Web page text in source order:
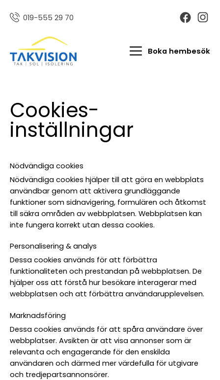
019-555 29 70
Boka hembesök
Cookies-
inställningar
Nödvändiga cookies
Nödvändiga cookies hjälper till att göra en webbplats
användbar genom att aktivera grundläggande
funktioner som sidnavigering, formulären och åtkomst
till säkra områden av webbplatsen. Webbplatsen kan
inte fungera korrekt utan dessa cookies.
Personalisering & analys
Dessa cookies används för att förbättra
funktionaliteten och prestandan på webbplatsen. De
hjälper oss att förstå hur besökare interagerar med
webbplatsen och att förbättra användarupplevelsen.
Marknadsföring
Dessa cookies används för att spåra användare över
webbplatser. Avsikten är att visa annonser som är
relevanta och engagerande för den enskilda
användaren och därmed mer värdefulla för utgivare
och tredjepartsannonsörer.